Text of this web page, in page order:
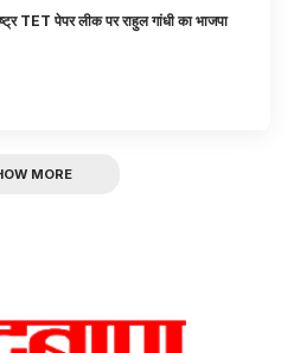
TET पेपर लीक पर राहुल गांधी का भाजपा
MORE